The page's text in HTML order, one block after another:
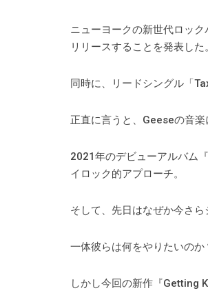
ニューヨークの新世代ロッ
リリースすることを発表した。
同時に、リードシングル「
正直に言うと、Geeseの音楽
2021年のデビューアルバム
イロック的アプローチ。
そして、先日はなぜか今さ
一体彼らは何をやりたいのか
しかし今回の新作『Getting